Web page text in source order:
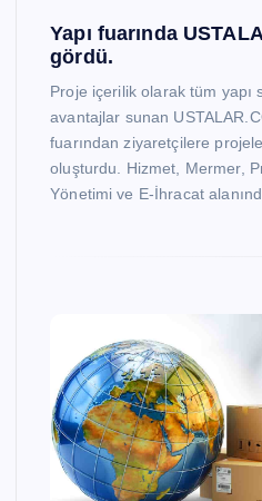
Yapı fuarında
gördü.
Proje içerilik olarak tüm yapı
avantajlar sunan
fuarından ziyaretçilere
oluşturdu. Hizmet, Mermer,
Yönetimi ve E-İhracat